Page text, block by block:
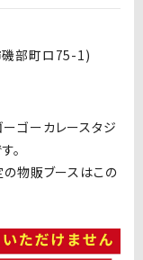
磯部町ロ75-1)
ゴーカレースタジ
。
の物販ブースはこの